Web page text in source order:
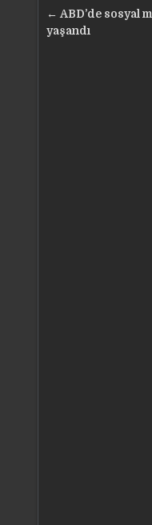
Yazı
gezinmesi
← ABD’de sosyal
yaşandı